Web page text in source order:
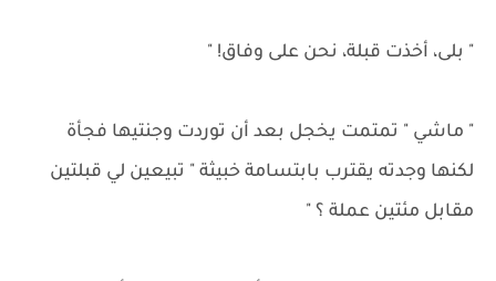
" بلى، أخذت قبلة، نحن على وفاق! "
" ماشي " تمتمت يخجل بعد أن توردت وجنتيها فجأة
لكنها وجدته يقترب بابتسامة خبيثة " تبيعين لي قبلتين
مقابل مئتين عملة ؟ "